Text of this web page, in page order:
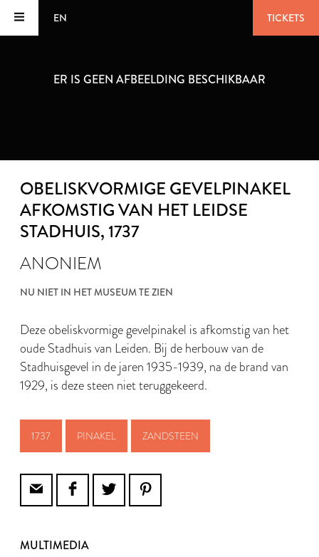
EN TICKETS
ER IS GEEN AFBEELDING BESCHIKBAAR
OBELISKVORMIGE GEVELPINAKEL
AFKOMSTIG VAN HET LEIDSE
STADHUIS, 1737
ANONIEM
NU NIET IN HET MUSEUM TE ZIEN
Deze obeliskvormige gevelpinakel is afkomstig van het
oude Stadhuis van Leiden. Bij de herbouw van de
Stadhuisgevel in de jaren 1935-1939, na de brand van
1929, is deze steen niet teruggekeerd.
1737 PINAKEL ZANDSTEEN
MULTIMEDIA